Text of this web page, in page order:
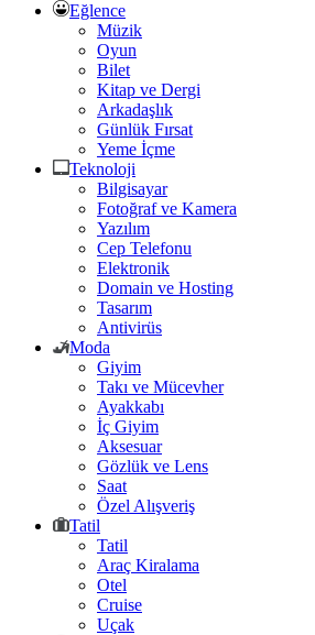
Eğlence
Müzik
Oyun
Bilet
Kitap ve Dergi
Arkadaşlık
Günlük Fırsat
Yeme İçme
Teknoloji
Bilgisayar
Fotoğraf ve Kamera
Yazılım
Cep Telefonu
Elektronik
Domain ve Hosting
Tasarım
Antivirüs
Moda
Giyim
Takı ve Mücevher
Ayakkabı
İç Giyim
Aksesuar
Gözlük ve Lens
Saat
Özel Alışveriş
Tatil
Tatil
Araç Kiralama
Otel
Cruise
Uçak